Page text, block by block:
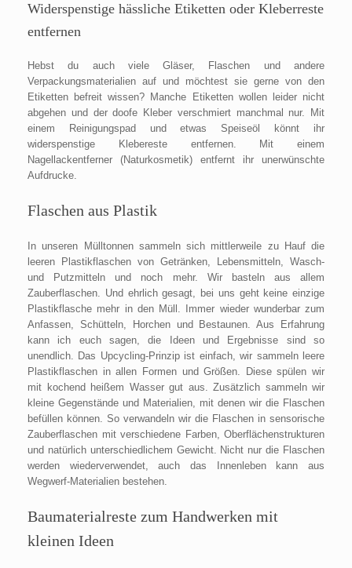
Widerspenstige hässliche Etiketten oder Kleberreste
entfernen
Hebst du auch viele Gläser, Flaschen und andere
Verpackungsmaterialien auf und möchtest sie gerne von den
Etiketten befreit wissen? Manche Etiketten wollen leider nicht
abgehen und der doofe Kleber verschmiert manchmal nur. Mit
einem Reinigungspad und etwas Speiseöl könnt ihr
widerspenstige Klebereste entfernen. Mit einem
Nagellackentferner (Naturkosmetik) entfernt ihr unerwünschte
Aufdrucke.
Flaschen aus Plastik
In unseren Mülltonnen sammeln sich mittlerweile zu Hauf die
leeren Plastikflaschen von Getränken, Lebensmitteln, Wasch-
und Putzmitteln und noch mehr. Wir basteln aus allem
Zauberflaschen. Und ehrlich gesagt, bei uns geht keine einzige
Plastikflasche mehr in den Müll. Immer wieder wunderbar zum
Anfassen, Schütteln, Horchen und Bestaunen. Aus Erfahrung
kann ich euch sagen, die Ideen und Ergebnisse sind so
unendlich. Das Upcycling-Prinzip ist einfach, wir sammeln leere
Plastikflaschen in allen Formen und Größen. Diese spülen wir
mit kochend heißem Wasser gut aus. Zusätzlich sammeln wir
kleine Gegenstände und Materialien, mit denen wir die Flaschen
befüllen können. So verwandeln wir die Flaschen in sensorische
Zauberflaschen mit verschiedene Farben, Oberflächenstrukturen
und natürlich unterschiedlichem Gewicht. Nicht nur die Flaschen
werden wiederverwendet, auch das Innenleben kann aus
Wegwerf-Materialien bestehen.
Baumaterialreste zum Handwerken mit
kleinen Ideen